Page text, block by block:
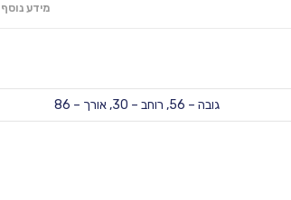
מידע נוסף
גובה – 56, רוחב – 30, אורך – 86